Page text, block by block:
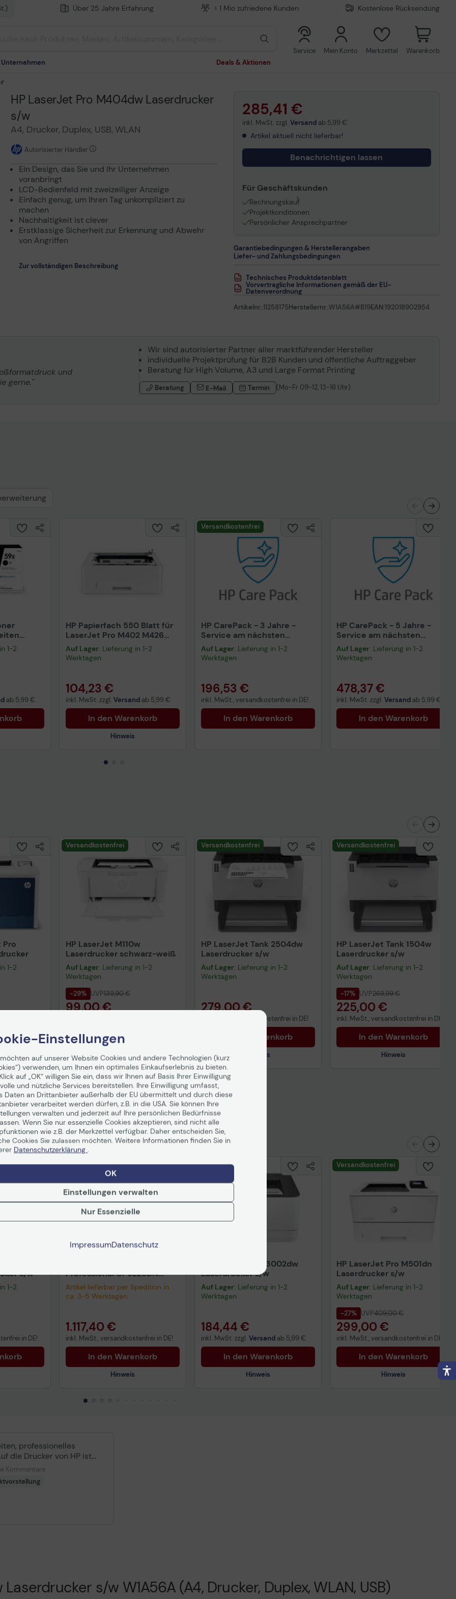
Über 25 Jahre Erfahrung > 1 Mio zufriedene Kunden Kostenlose Rücksendung
Deals & Aktionen
Service Mein Konto Merkzettel Warenkorb
HP LaserJet Pro M404dw Laserdrucker
s/w
A4, Drucker, Duplex, USB, WLAN
Autorisierter Händler
Ein Design, das Sie und Ihr Unternehmen
voranbringt
LCD-Bedienfeld mit zweizeiliger Anzeige
Einfach genug, um Ihren Tag unkompliziert zu
machen
Nachhaltigkeit ist clever
Erstklassige Sicherheit zur Erkennung und Abwehr
von Angriffen
Zur vollständigen Beschreibung
285,41 €
inkl. MwSt. zzgl. Versandab 5,99 €
Artikel aktuell nicht lieferbar!
Benachrichtigen lassen
Für Geschäftskunden
Rechnungskauf
1
Projektkonditionen
Persönlicher Ansprechpartner
Garantiebedingungen & Herstellerangaben
Liefer- und Zahlungsbedingungen
Technisches Produktdatenblatt
Vorvertragliche Informationen gemäß der EU-
Datenverordnung
Artikelnr.:11258175Herstellernr.:W1A56A#B19EAN:192018902954
und
gerne."
Wir sind autorisierter Partner aller marktführender Hersteller
individuelle Projektprüfung für B2B Kunden und öffentliche Auftraggeber
Beratung für High Volume, A3 und Large Format Printing
Beratung E-Mail Termin (Mo-Fr 09-12, 13-16 Uhr)
1-2
ab 5,99 €
HP Papierfach 550 Blatt für
LaserJet Pro M402 M426
M404 M428 Serie (D9P29A)
Auf Lager: Lieferung in 1-2
Werktagen
104,23 €
inkl. MwSt. zzgl. Versand ab 5,99 €
In den Warenkorb
Hinweis
Versandkostenfrei
HP CarePack - 3 Jahre -
Service am nächsten
Arbeitstag mit Einlagerung
defekter Medien (UB9S6E)
Auf Lager: Lieferung in 1-2
Werktagen
196,53 €
inkl. MwSt., versandkostenfrei in DE!
In den Warenkorb
HP CarePack - 5 Jahre -
Service am nächsten
Arbeitstag für Color
LaserJet Pro MFP M479
(UB9S8E)
Auf Lager: Lieferung in 1-2
Werktagen
478,37 €
inkl. MwSt. zzgl. Versand ab 5,99 €
In den Warenkorb
Pro
1-2
in DE!
Versandkostenfrei
HP LaserJet M110w
Laserdrucker schwarz-weiß
Auf Lager: Lieferung in 1-2
Werktagen
-29% UVP139,90 €
99,00 €
In den Warenkorb
Hinweis
Technisches Produktdatenblatt
Vorvertragliche Informationen
gemäß der EU-
Datenverordnung
Versandkostenfrei
HP LaserJet Tank 2504dw
Laserdrucker s/w
Auf Lager: Lieferung in 1-2
Werktagen
279,00 €
inkl. MwSt., versandkostenfrei in DE!
In den Warenkorb
Hinweis
Technisches Produktdatenblatt
Vorvertragliche Informationen
gemäß der EU-
Datenverordnung
Versandkostenfrei
HP LaserJet Tank 1504w
Laserdrucker s/w
Auf Lager: Lieferung in 1-2
Werktagen
-17% UVP269,99 €
225,00 €
inkl. MwSt., versandkostenfrei in DE!
In den Warenkorb
Hinweis
s/w
1-2
in DE!
Versandkostenfrei
Professional CP5225DN
Laser-Farbdrucker
Artikel lieferbar per Spedition in
ca. 3-5 Werktagen.
1.117,40 €
inkl. MwSt., versandkostenfrei in DE!
In den Warenkorb
Hinweis
HP LaserJet Pro 3002dw
Laserdrucker s/w
Auf Lager: Lieferung in 1-2
Werktagen
184,44 €
inkl. MwSt. zzgl. Versand ab 5,99 €
In den Warenkorb
Hinweis
Versandkostenfrei
HP LaserJet Pro M501dn
Laserdrucker s/w
Auf Lager: Lieferung in 1-2
Werktagen
-27% UVP409,00 €
299,00 €
inkl. MwSt., versandkostenfrei in DE!
In den Warenkorb
Hinweis
professionelles
die Drucker von HP ist
Kommentare
s/w W1A56A (A4, Drucker, Duplex, WLAN, USB)
Einstellungen
auf unserer Website Cookies und andere Technologien (kurz
verwenden, um Ihnen ein optimales Einkaufserlebnis zu bieten.
auf „OK“ willigen Sie ein, dass wir Ihnen auf Basis Ihrer Einwilligung
und nützliche Services bereitstellen. Ihre Einwilligung umfasst,
Daten an Drittanbieter außerhalb der EU übermittelt und durch diese
verarbeitet werden dürfen, z.B. in die USA. Sie können Ihre
verwalten und jederzeit auf Ihre persönlichen Bedürfnisse
Wenn Sie nur essenzielle Cookies akzeptieren, sind nicht alle
wie z.B. der Merkzettel verfügbar. Daher entscheiden Sie,
Cookies Sie zulassen möchten. Weitere Informationen finden Sie in
Datenschutzerklärung .
OK
Einstellungen verwalten
Nur Essenzielle
ImpressumDatenschutz